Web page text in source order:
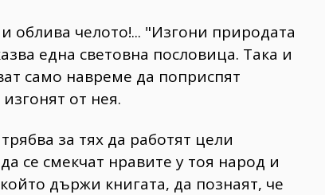
челото!... "Изгони природата
една световна пословица. Така и
само навреме да поприспят
от нея.
за тях да работят цели
се смекчат нравите у тоя народ и
държи книгата, да познаят, че